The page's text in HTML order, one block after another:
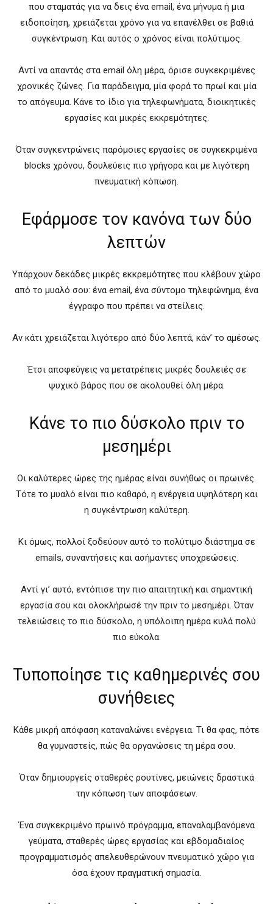
που σταματάς για να δεις ένα email, ένα μήνυμα ή μια
ειδοποίηση, χρειάζεται χρόνο για να επανέλθει σε βαθιά
συγκέντρωση. Και αυτός ο χρόνος είναι πολύτιμος.
Αντί να απαντάς στα email όλη μέρα, όρισε συγκεκριμένες
χρονικές ζώνες. Για παράδειγμα, μία φορά το πρωί και μία
το απόγευμα. Κάνε το ίδιο για τηλεφωνήματα, διοικητικές
εργασίες και μικρές εκκρεμότητες.
Όταν συγκεντρώνεις παρόμοιες εργασίες σε συγκεκριμένα
blocks χρόνου, δουλεύεις πιο γρήγορα και με λιγότερη
πνευματική κόπωση.
Εφάρμοσε τον κανόνα των δύο
λεπτών
Υπάρχουν δεκάδες μικρές εκκρεμότητες που κλέβουν χώρο
από το μυαλό σου: ένα email, ένα σύντομο τηλεφώνημα, ένα
έγγραφο που πρέπει να στείλεις.
Αν κάτι χρειάζεται λιγότερο από δύο λεπτά, κάν’ το αμέσως.
Έτσι αποφεύγεις να μετατρέπεις μικρές δουλειές σε
ψυχικό βάρος που σε ακολουθεί όλη μέρα.
Κάνε το πιο δύσκολο πριν το
μεσημέρι
Οι καλύτερες ώρες της ημέρας είναι συνήθως οι πρωινές.
Τότε το μυαλό είναι πιο καθαρό, η ενέργεια υψηλότερη και
η συγκέντρωση καλύτερη.
Κι όμως, πολλοί ξοδεύουν αυτό το πολύτιμο διάστημα σε
emails, συναντήσεις και ασήμαντες υποχρεώσεις.
Αντί γι’ αυτό, εντόπισε την πιο απαιτητική και σημαντική
εργασία σου και ολοκλήρωσέ την πριν το μεσημέρι. Όταν
τελειώσεις το πιο δύσκολο, η υπόλοιπη ημέρα κυλά πολύ
πιο εύκολα.
Τυποποίησε τις καθημερινές σου
συνήθειες
Κάθε μικρή απόφαση καταναλώνει ενέργεια. Τι θα φας, πότε
θα γυμναστείς, πώς θα οργανώσεις τη μέρα σου.
Όταν δημιουργείς σταθερές ρουτίνες, μειώνεις δραστικά
την κόπωση των αποφάσεων.
Ένα συγκεκριμένο πρωινό πρόγραμμα, επαναλαμβανόμενα
γεύματα, σταθερές ώρες εργασίας και εβδομαδιαίος
προγραμματισμός απελευθερώνουν πνευματικό χώρο για
όσα έχουν πραγματική σημασία.